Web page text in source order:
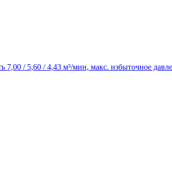
7,00 / 5,60 / 4,43 м³/мин, макс. избыточное